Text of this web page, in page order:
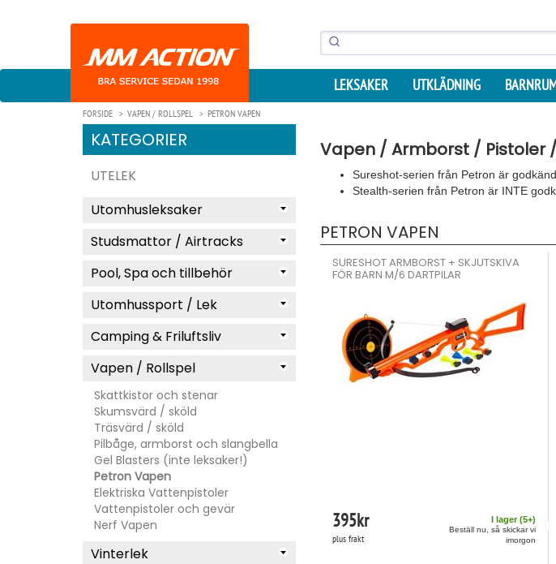
LEKSAKER UTKLÄDNING
FORSIDE VAPEN / ROLLSPEL PETRON VAPEN
KATEGORIER
UTELEK
Utomhusleksaker
Studsmattor / Airtracks
Pool, Spa och tillbehör
Utomhussport / Lek
Camping & Friluftsliv
Vapen / Rollspel
Skattkistor och stenar
Skumsvärd / sköld
Träsvärd / sköld
Pilbåge, armborst och slangbella
Gel Blasters (inte leksaker!)
Petron Vapen
Elektriska Vattenpistoler
Vattenpistoler och gevär
Nerf Vapen
Vinterlek
Vapen / Armborst / Pistoler
Sureshot-serien från Petron är
Stealth-serien från Petron är INTE
PETRON VAPEN
SURESHOT ARMBORST + SKJUTSKIVA
FÖR BARN M/6 DARTPILAR
395kr
plus frakt
I lager (5+)
Beställ nu, så skickar vi
imorgon